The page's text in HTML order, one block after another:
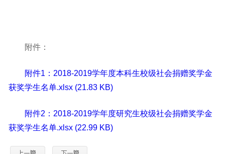
附件：
附件1：2018-2019学年度本科生校级社会捐赠奖学金
获奖学生名单.xlsx (21.83 KB)
附件2：2018-2019学年度研究生校级社会捐赠奖学金
获奖学生名单.xlsx (22.99 KB)